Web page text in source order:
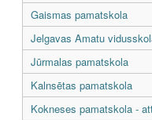
Gaismas pamatskola
Jelgavas Amatu
Jūrmalas pamatskola
Kalnsētas pamatskola
Kokneses pamatskola -